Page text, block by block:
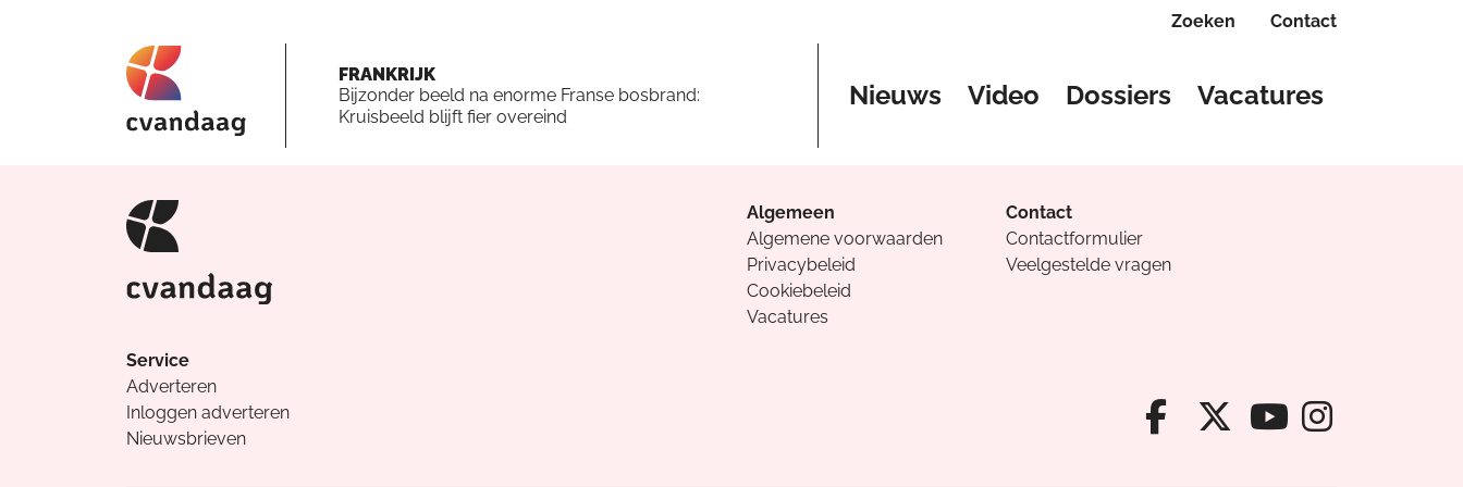
Zoeken Contact
FRANKRIJK
Bijzonder beeld na enorme Franse bosbrand:
Kruisbeeld blijft fier overeind
Nieuws Video Dossiers Vacatures
Algemeen
Algemene voorwaarden
Privacybeleid
Cookiebeleid
Vacatures
Contact
Contactformulier
Veelgestelde vragen
Service
Adverteren
Inloggen adverteren
Nieuwsbrieven
Facebook van
X van